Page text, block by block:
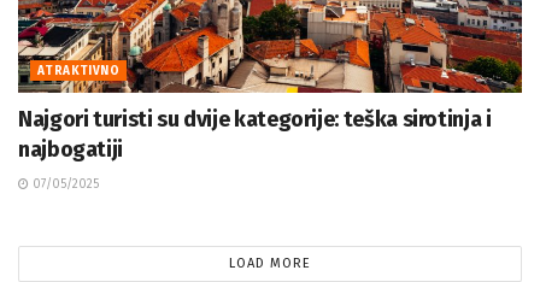
ATRAKTIVNO
Najgori turisti su dvije kategorije: teška sirotinja i
najbogatiji
07/05/2025
LOAD MORE